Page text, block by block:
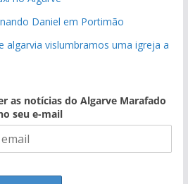
Daniel em Portimão
algarvia vislumbramos uma igreja a
as notícias do Algarve Marafado
seu e-mail